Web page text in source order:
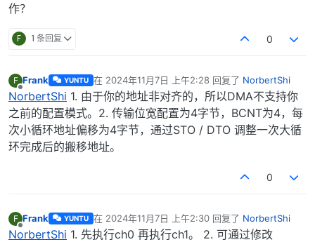
作？
F 1 条回复 0
F
离线
Frank YUNTU 在 2024年11月7日 上午2:28回复了 NorbertShi
最后由 编辑
NorbertShi 1. 由于你的地址非对齐的，所以DMA不支持你
之前的配置模式。2. 传输位宽配置为4字节，BCNT为4，每
次小循环地址偏移为4字节，通过STO / DTO 调整一次大循
环完成后的搬移地址。
0
F
离线
Frank YUNTU 在 2024年11月7日 上午2:30回复了 NorbertShi
最后由 编辑
NorbertShi 1. 先执行ch0 再执行ch1。 2. 可通过修改